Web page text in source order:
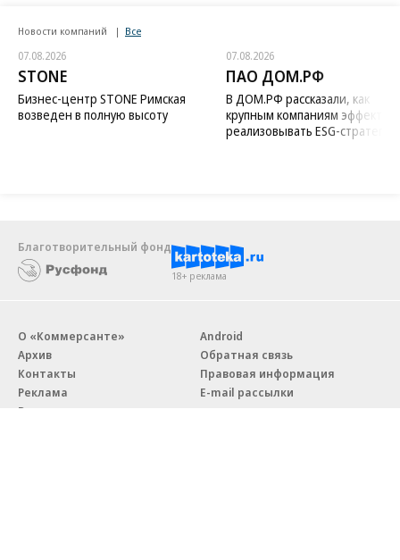
Новости компаний Все
07.08.2026
STONE
Бизнес-центр STONE Римская
возведен в полную высоту
07.08.2026
ПАО ДОМ.РФ
В ДОМ.РФ рассказали, как
крупным компаниям
реализовывать ESG-стратегию
Благотворительный фонд
18+ реклама
О «Коммерсанте»
Архив
Контакты
Реклама
Вакансии
Android
Обратная связь
Правовая информация
E-mail рассылки